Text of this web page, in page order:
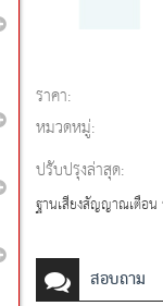
ราคา:
หมวดหมู่:
ปรับปรุงล่าสุด:
ฐานเสียงสัญญาณเตือน
สอบถาม